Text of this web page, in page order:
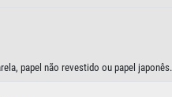
papel não revestido ou papel japonês.